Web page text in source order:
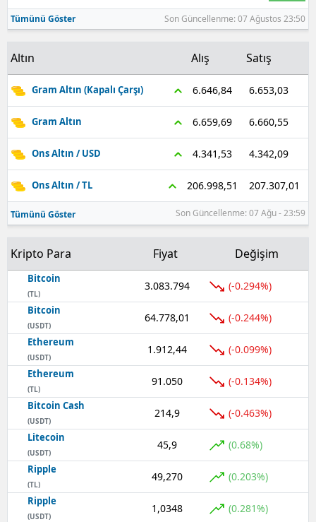
Tümünü Göster Son Güncellenme: 07 Ağustos 23:50
Altın Alış Satış
Gram Altın (Kapalı Çarşı) 6.646,84 6.653,03
Gram Altın 6.659,69 6.660,55
Ons Altın / USD 4.341,53 4.342,09
Ons Altın / TL 206.998,51 207.307,01
Tümünü Göster Son Güncellenme: 07 Ağu - 23:59
Kripto Para Fiyat Değişim
Bitcoin
(TL)
3.083.794 (-0.294%)
Bitcoin
(USDT)
64.778,01 (-0.244%)
Ethereum
(USDT)
1.912,44 (-0.099%)
Ethereum
(TL)
91.050 (-0.134%)
Bitcoin Cash
(USDT)
214,9 (-0.463%)
Litecoin
(USDT)
45,9 (0.68%)
Ripple
(TL)
49,270 (0.203%)
Ripple
(USDT)
1,0348 (0.281%)